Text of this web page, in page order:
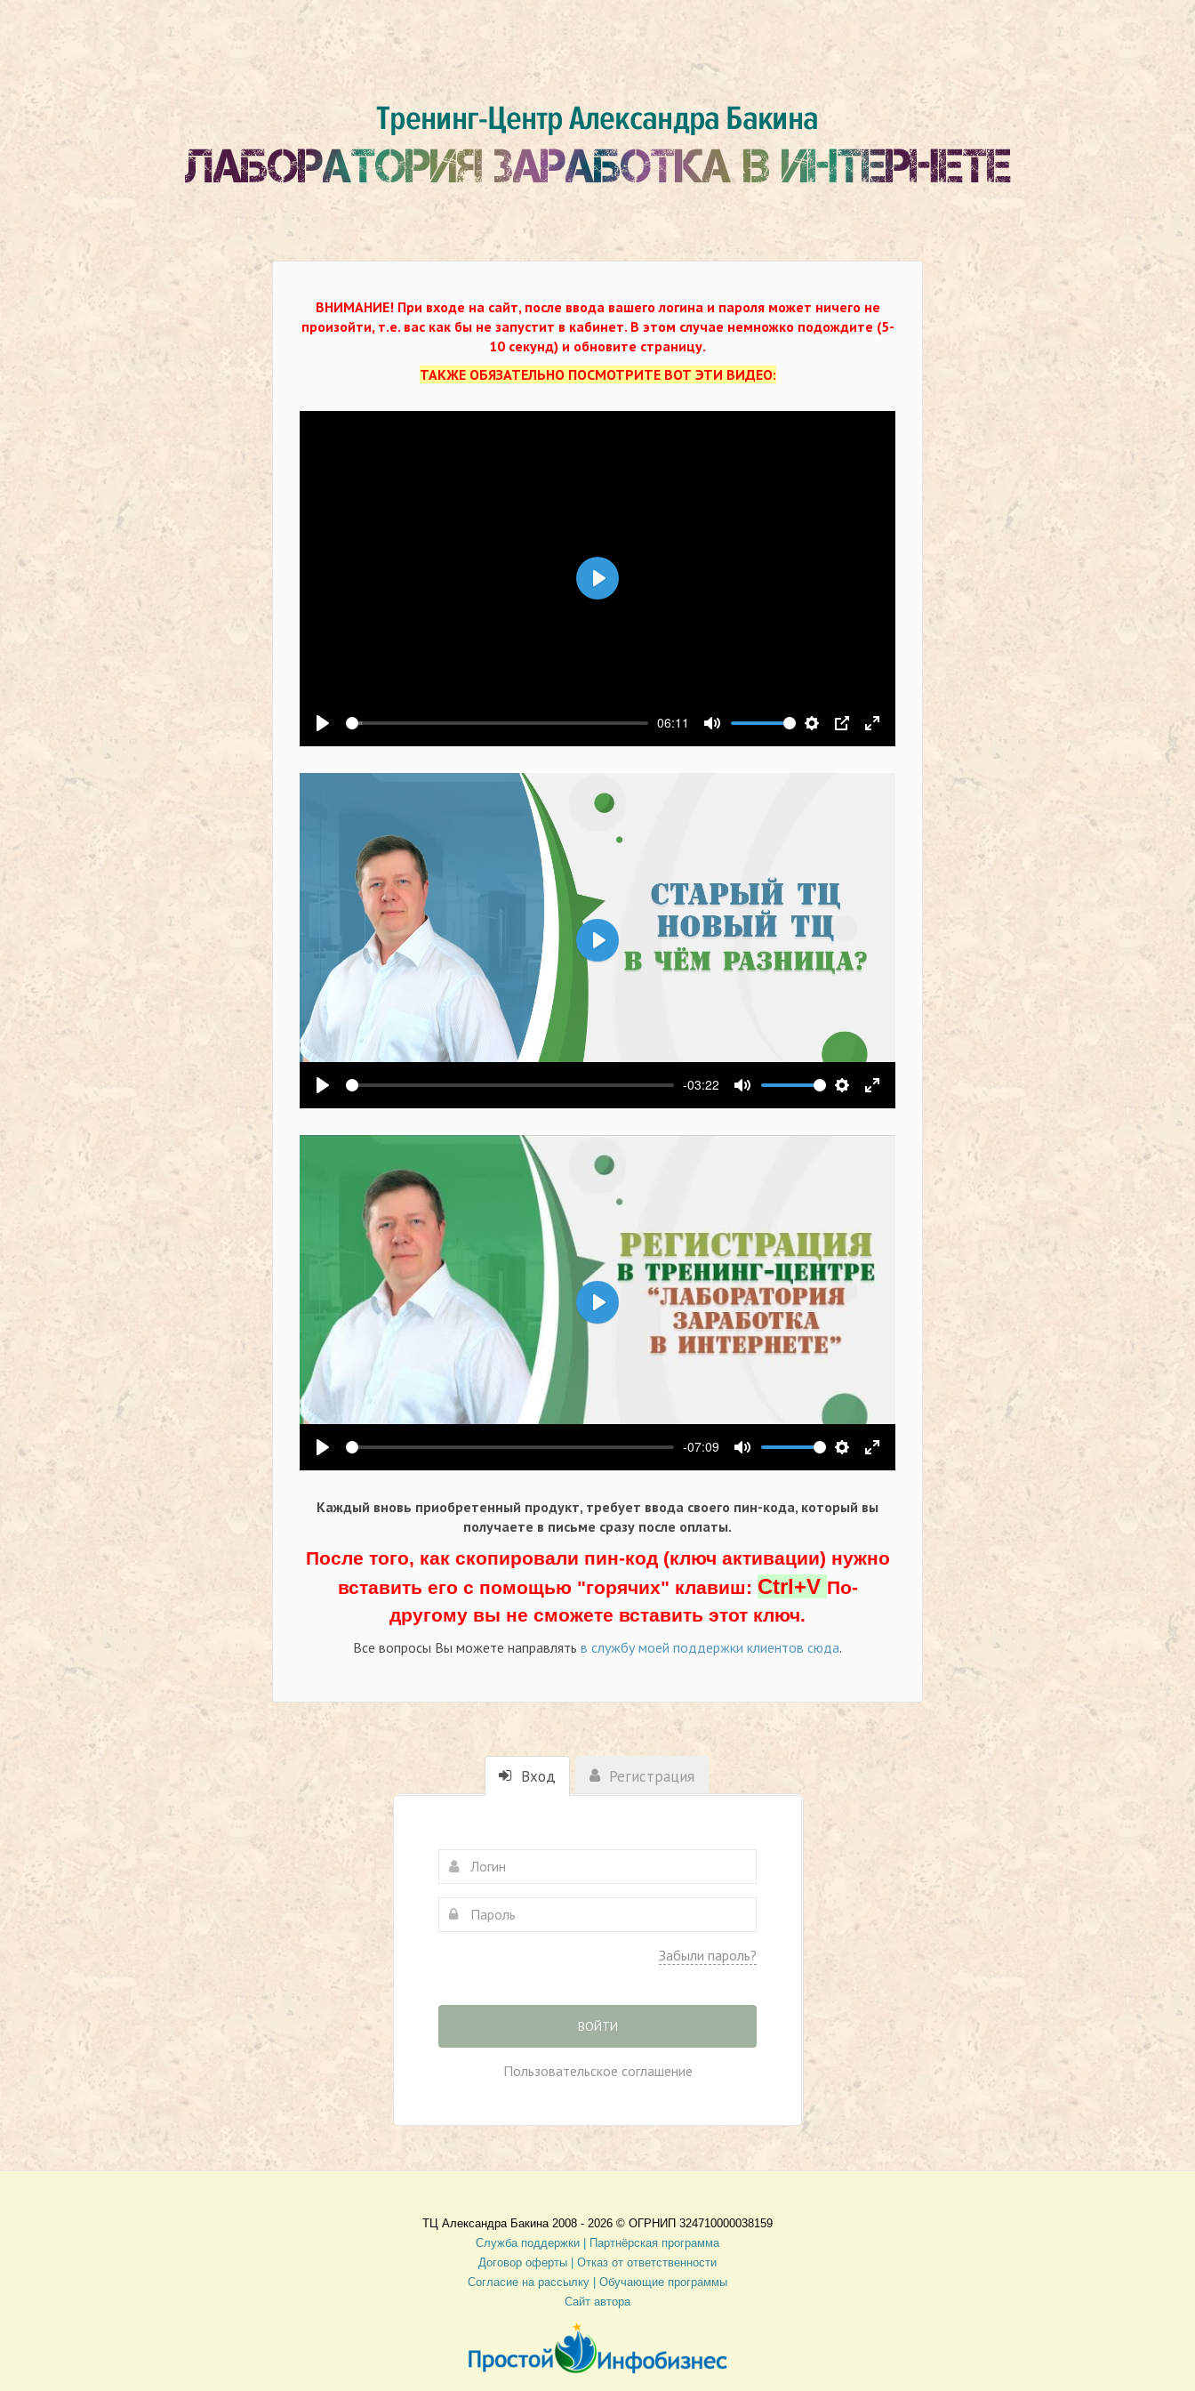
ВНИМАНИЕ! При входе на сайт, после ввода вашего логина и пароля может ничего не
произойти, т.е. вас как бы не запустит в кабинет. В этом случае немножко подождите (5-
10 секунд) и обновите страницу.
ТАКЖЕ ОБЯЗАТЕЛЬНО ПОСМОТРИТЕ ВОТ ЭТИ ВИДЕО:
Воспроизвести
06:11
Выключить звукНастройки
PIP На весь экран
Воспроизвести
Воспроизвести
-03:22
Выключить звукНастройки
На весь экран
Воспроизвести
Воспроизвести
-07:09
Выключить звукНастройки
На весь экран
Воспроизвести
Каждый вновь приобретенный продукт, требует ввода своего пин-кода, который вы
получаете в письме сразу после оплаты.
После того, как скопировали пин-код (ключ активации) нужно
вставить его с помощью "горячих" клавиш: Ctrl+V По-
другому вы не сможете вставить этот ключ.
Все вопросы Вы можете направлять в службу моей поддержки клиентов сюда.
Вход Регистрация
Забыли пароль?
ВОЙТИ
Пользовательское соглашение
ТЦ Александра Бакина 2008 - 2026 © ОГРНИП 324710000038159
Служба поддержки |
Партнёрская программа
Договор оферты
| Отказ от ответственности
Согласие на рассылку | Обучающие программы
Сайт автора